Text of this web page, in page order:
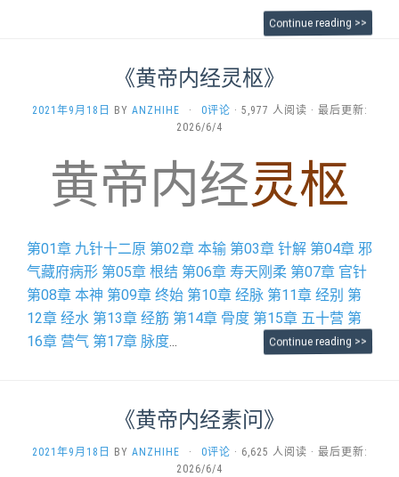
Continue reading >>
《黄帝内经灵枢》
2021年9月18日 BY ANZHIHE · 0评论 · 5,977 人阅读 · 最后更新:
2026/6/4
黄帝内经灵枢
第01章 九针十二原 第02章 本输 第03章 针解 第04章 邪
气藏府病形 第05章 根结 第06章 寿天刚柔 第07章 官针
第08章 本神 第09章 终始 第10章 经脉 第11章 经别 第
12章 经水 第13章 经筋 第14章 骨度 第15章 五十营 第
16章 营气 第17章 脉度... Continue reading >>
《黄帝内经素问》
2021年9月18日 BY ANZHIHE · 0评论 · 6,625 人阅读 · 最后更新:
2026/6/4